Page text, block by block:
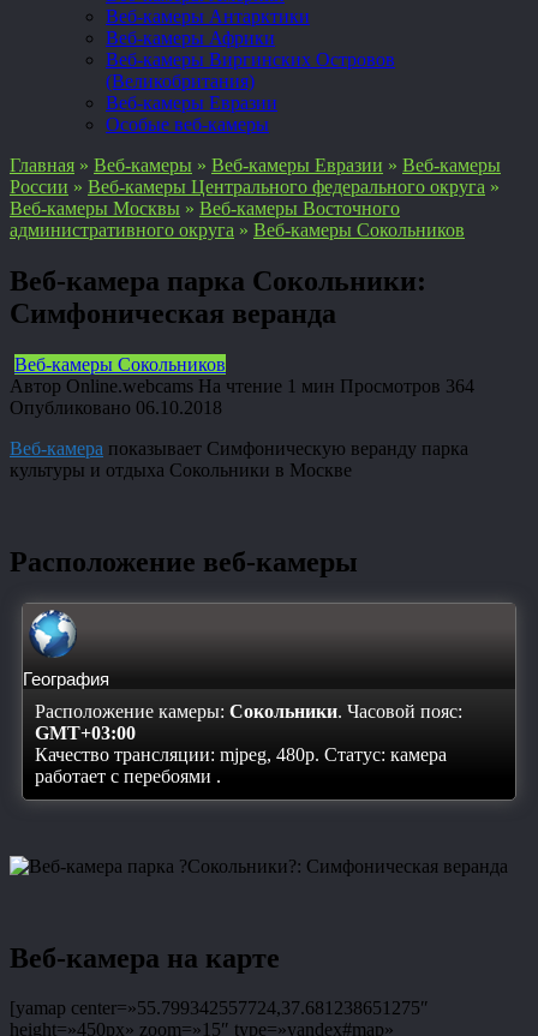
Веб-камеры Антарктики
Веб-камеры Африки
Веб-камеры Виргинских Островов
(Великобритания)
Веб-камеры Евразии
Особые веб-камеры
Главная » Веб-камеры » Веб-камеры Евразии » Веб-камеры
России » Веб-камеры Центрального федерального округа »
Веб-камеры Москвы » Веб-камеры Восточного
административного округа » Веб-камеры Сокольников
Веб-камера парка Сокольники:
Симфоническая веранда
Веб-камеры Сокольников
Автор Online.webcams На чтение 1 мин Просмотров 364
Опубликовано 06.10.2018
Веб-камера показывает Симфоническую веранду парка
культуры и отдыха Сокольники в Москве
Расположение веб-камеры
География
Расположение камеры: Сокольники. Часовой пояс:
GMT+03:00
Качество трансляции: mjpeg, 480p. Статус: камера
работает с перебоями .
Веб-камера на карте
[yamap center=»55.799342557724,37.681238651275″
height=»450px» zoom=»15″ type=»yandex#map»